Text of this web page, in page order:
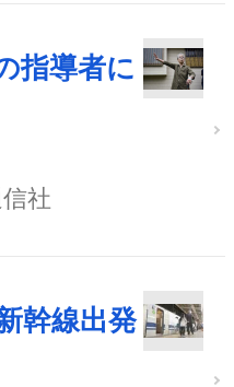
指導者に
社
幹線出発